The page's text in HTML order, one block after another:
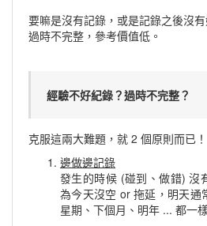
要嘛是沒有記錄，或是記錄之後沒
過時不完整，參考價值低。
經驗不好紀錄？過時不完整？
克服這兩大難題， 就 2 個原則而已！
邊做邊記錄
發生的時候 (碰到、做錯) 沒
為今天沒空 or 拖延，明天通
星期、下個月、明年 ... 都一